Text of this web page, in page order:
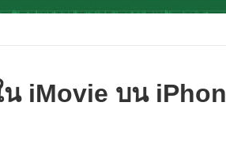
iMovie บน